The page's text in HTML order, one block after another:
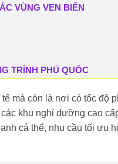
VÙNG VEN BIỂN
TRÌNH PHÚ QUỐC
mà còn là nơi có tốc độ
khu nghỉ dưỡng cao
cá thể, nhu cầu tối ưu